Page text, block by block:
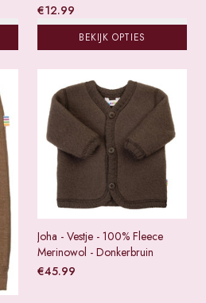
€12.99
BEKIJK OPTIES
Joha - Vestje - 100% Fleece
Merinowol - Donkerbruin
€45.99